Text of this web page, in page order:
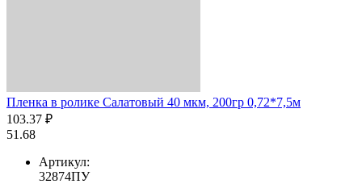
Пленка в ролике Салатовый 40 мкм, 200гр 0,72*7,5м
103.37 ₽
51.68
Артикул:
32874ПУ